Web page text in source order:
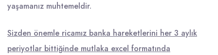
yaşamanız muhtemeldir.
Sizden önemle ricamız banka hareketlerini her 3 aylık
periyotlar bittiğinde mutlaka excel formatında